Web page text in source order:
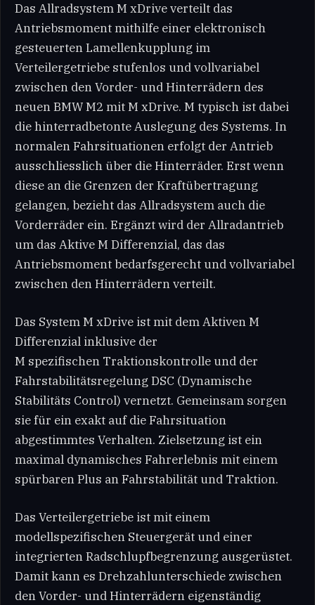
Das Allradsystem M xDrive verteilt das
Antriebsmoment mithilfe einer elektronisch
gesteuerten Lamellenkupplung im
Verteilergetriebe stufenlos und vollvariabel
zwischen den Vorder- und Hinterrädern des
neuen BMW M2 mit M xDrive. M typisch ist dabei
die hinterradbetonte Auslegung des Systems. In
normalen Fahrsituationen erfolgt der Antrieb
ausschliesslich über die Hinterräder. Erst wenn
diese an die Grenzen der Kraftübertragung
gelangen, bezieht das Allradsystem auch die
Vorderräder ein. Ergänzt wird der Allradantrieb
um das Aktive M Differenzial, das das
Antriebsmoment bedarfsgerecht und vollvariabel
zwischen den Hinterrädern verteilt.
Das System M xDrive ist mit dem Aktiven M
Differenzial inklusive der
M spezifischen Traktionskontrolle und der
Fahrstabilitätsregelung DSC (Dynamische
Stabilitäts Control) vernetzt. Gemeinsam sorgen
sie für ein exakt auf die Fahrsituation
abgestimmtes Verhalten. Zielsetzung ist ein
maximal dynamisches Fahrerlebnis mit einem
spürbaren Plus an Fahrstabilität und Traktion.
Das Verteilergetriebe ist mit einem
modellspezifischen Steuergerät und einer
integrierten Radschlupfbegrenzung ausgerüstet.
Damit kann es Drehzahlunterschiede zwischen
den Vorder- und Hinterrädern eigenständig